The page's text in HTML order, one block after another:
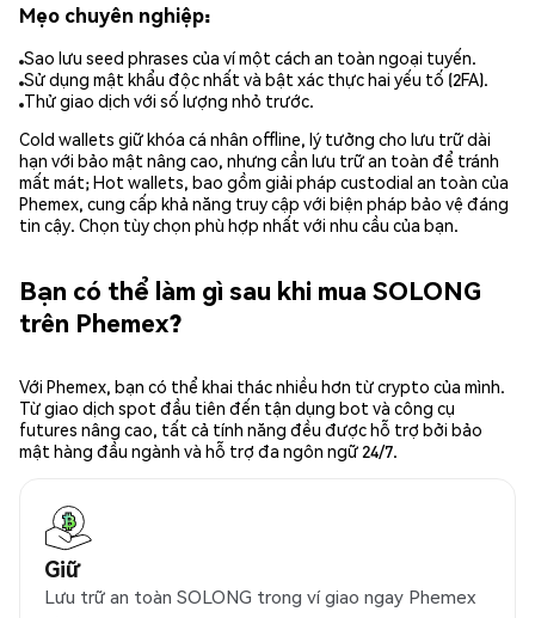
Mẹo chuyên nghiệp:
Sao lưu seed phrases của ví một cách an toàn ngoại tuyến.
Sử dụng mật khẩu độc nhất và bật xác thực hai yếu tố (2FA).
Thử giao dịch với số lượng nhỏ trước.
Cold wallets giữ khóa cá nhân offline, lý tưởng cho lưu trữ dài
hạn với bảo mật nâng cao, nhưng cần lưu trữ an toàn để tránh
mất mát; Hot wallets, bao gồm giải pháp custodial an toàn của
Phemex, cung cấp khả năng truy cập với biện pháp bảo vệ đáng
tin cậy. Chọn tùy chọn phù hợp nhất với nhu cầu của bạn.
Bạn có thể làm gì sau khi mua SOLONG
trên Phemex?
Với Phemex, bạn có thể khai thác nhiều hơn từ crypto của mình.
Từ giao dịch spot đầu tiên đến tận dụng bot và công cụ
futures nâng cao, tất cả tính năng đều được hỗ trợ bởi bảo
mật hàng đầu ngành và hỗ trợ đa ngôn ngữ 24/7.
Giữ
Lưu trữ an toàn SOLONG trong ví giao ngay Phemex